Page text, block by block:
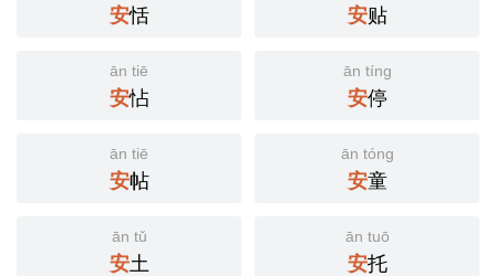
安恬 安贴
ān tiē
安怗
ān tíng
安停
ān tiē
安帖
ān tóng
安童
ān tǔ
安土
ān tuō
安托